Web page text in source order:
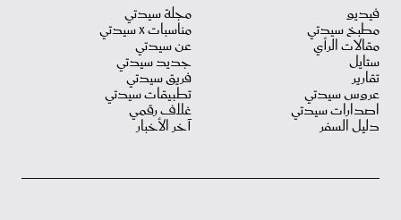
فيديو
مطبخ سيدتي
مقالات الرأي
ستايل
تقارير
عروس سيدتي
اصدارات سيدتي
دليل السفر
مجلة سيدتي
مناسبات X سيدتي
عن سيدتي
جديد سيدتي
فريق سيدتي
تطبيقات سيدتي
غلاف رقمي
آخر الأخبار